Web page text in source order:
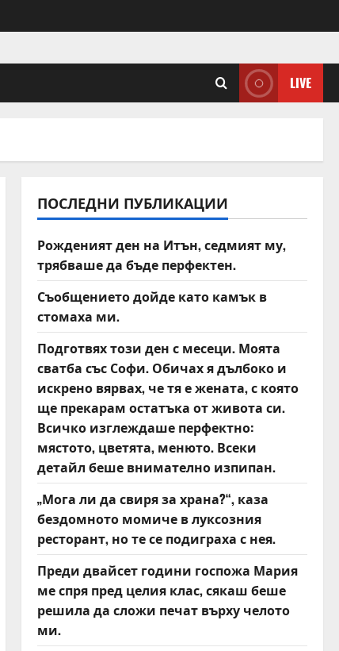
LIVE
ПОСЛЕДНИ ПУБЛИКАЦИИ
Рожденият ден на Итън, седмият му,
трябваше да бъде перфектен.
Съобщението дойде като камък в
стомаха ми.
Подготвях този ден с месеци. Моята
сватба със Софи. Обичах я дълбоко и
искрено вярвах, че тя е жената, с която
ще прекарам остатъка от живота си.
Всичко изглеждаше перфектно:
мястото, цветята, менюто. Всеки
детайл беше внимателно изпипан.
„Мога ли да свиря за храна?“, каза
бездомното момиче в луксозния
ресторант, но те се подиграха с нея.
Преди двайсет години госпожа Мария
ме спря пред целия клас, сякаш беше
решила да сложи печат върху челото
ми.